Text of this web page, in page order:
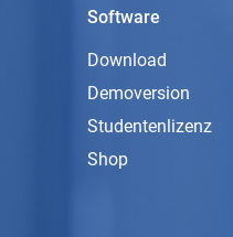
Software
Download
Demoversion
Studentenlizenz
Shop